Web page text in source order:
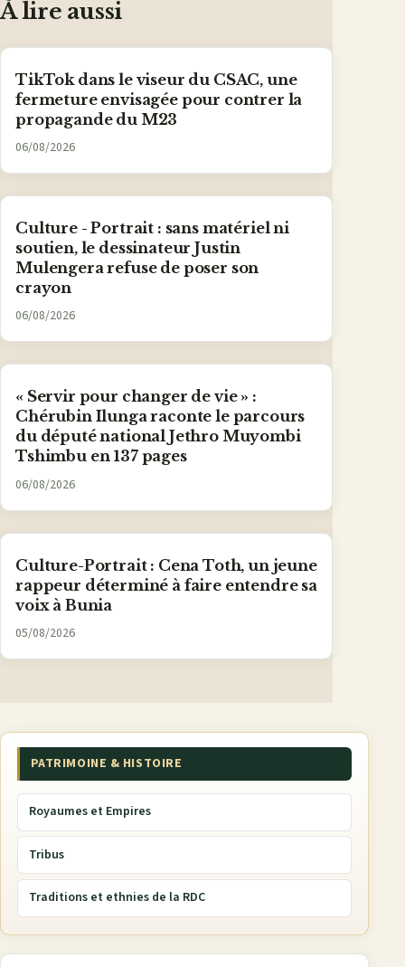
À lire aussi
TikTok dans le viseur du CSAC, une
fermeture envisagée pour contrer la
propagande du M23
06/08/2026
Culture - Portrait : sans matériel ni
soutien, le dessinateur Justin
Mulengera refuse de poser son
crayon
06/08/2026
« Servir pour changer de vie » :
Chérubin Ilunga raconte le parcours
du député national Jethro Muyombi
Tshimbu en 137 pages
06/08/2026
Culture-Portrait : Cena Toth, un jeune
rappeur déterminé à faire entendre sa
voix à Bunia
05/08/2026
PATRIMOINE & HISTOIRE
Royaumes et Empires
Tribus
Traditions et ethnies de la RDC